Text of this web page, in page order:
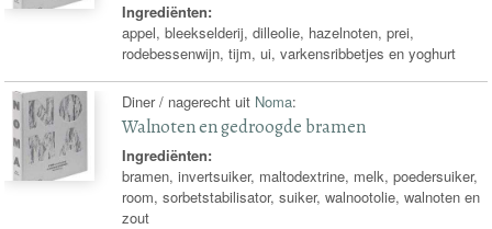
Ingrediënten:
appel, bleekselderij, dilleolie, hazelnoten, prei,
rodebessenwijn, tijm, ui, varkensribbetjes en yoghurt
Diner / nagerecht uit Noma:
Walnoten en gedroogde bramen
Ingrediënten:
bramen, invertsuiker, maltodextrine, melk, poedersuiker,
room, sorbetstabilisator, suiker, walnootolie, walnoten en
zout